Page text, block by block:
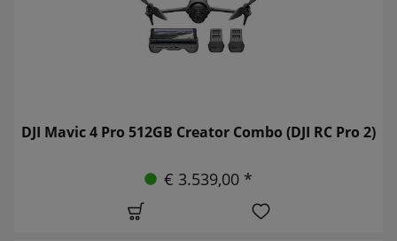
DJI Mavic 4 Pro 512GB Creator Combo (DJI RC Pro 2)
€ 3.539,00 *